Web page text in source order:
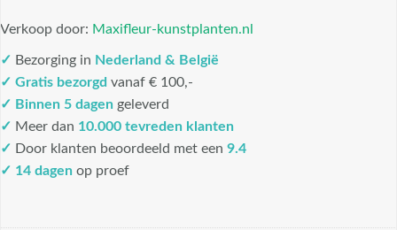
Verkoop door: Maxifleur-kunstplanten.nl
✓ Bezorging in Nederland & België
✓ Gratis bezorgd vanaf € 100,-
✓ Binnen 5 dagen geleverd
✓ Meer dan 10.000 tevreden klanten
✓ Door klanten beoordeeld met een 9.4
✓ 14 dagen op proef